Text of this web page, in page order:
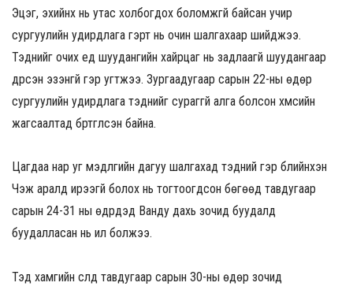
Эцэг, эхийнх нь утас холбогдох боломжгүй байсан учир
сургуулийн удирдлага гэрт нь очин шалгахаар шийджээ.
Тэднийг очих үед шуудангийн хайрцаг нь задлаагүй шуудангаар
дүүрсэн эзэнгүй гэр угтжээ. Зургаадугаар сарын 22-ны өдөр
сургуулийн удирдлага тэднийг сураггүй алга болсон хүмүүсийн
жагсаалтад бүртгүүлсэн байна.
Цагдаа нар уг мэдүүлгийн дагуу шалгахад тэдний гэр бүлийнхэн
Чэжү аралд ирээгүй болох нь тогтоогдсон бөгөөд тавдугаар
сарын 24-31 ны өдрүүдэд Ванду дахь зочид буудалд
буудалласан нь ил болжээ.
Тэд хамгийн сүүлд тавдугаар сарын 30-ны өдөр зочид